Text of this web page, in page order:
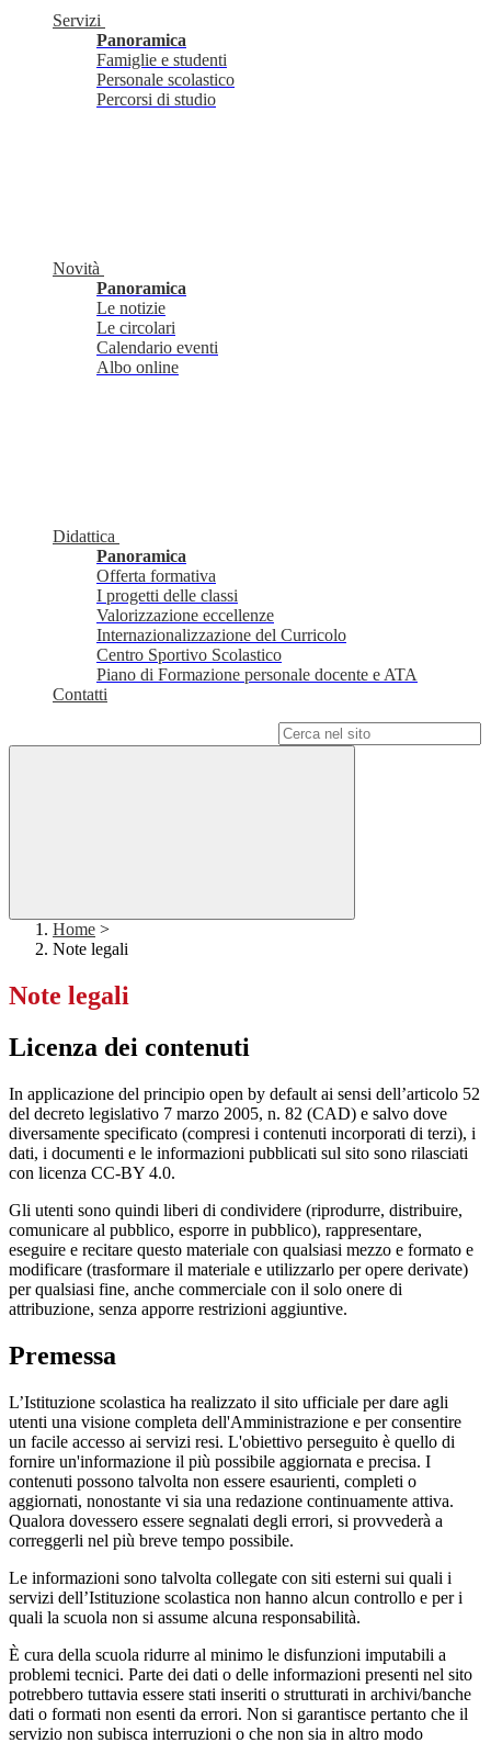
Servizi
Panoramica
Famiglie e studenti
Personale scolastico
Percorsi di studio
Novità
Panoramica
Le notizie
Le circolari
Calendario eventi
Albo online
Didattica
Panoramica
Offerta formativa
I progetti delle classi
Valorizzazione eccellenze
Internazionalizzazione del Curricolo
Centro Sportivo Scolastico
Piano di Formazione personale docente e ATA
Contatti
Home >
Note legali
Note legali
Licenza dei contenuti
In applicazione del principio open by default ai sensi dell’articolo 52
del decreto legislativo 7 marzo 2005, n. 82 (CAD) e salvo dove
diversamente specificato (compresi i contenuti incorporati di terzi), i
dati, i documenti e le informazioni pubblicati sul sito sono rilasciati
con licenza CC-BY 4.0.
Gli utenti sono quindi liberi di condividere (riprodurre, distribuire,
comunicare al pubblico, esporre in pubblico), rappresentare,
eseguire e recitare questo materiale con qualsiasi mezzo e formato e
modificare (trasformare il materiale e utilizzarlo per opere derivate)
per qualsiasi fine, anche commerciale con il solo onere di
attribuzione, senza apporre restrizioni aggiuntive.
Premessa
L’Istituzione scolastica ha realizzato il sito ufficiale per dare agli
utenti una visione completa dell'Amministrazione e per consentire
un facile accesso ai servizi resi. L'obiettivo perseguito è quello di
fornire un'informazione il più possibile aggiornata e precisa. I
contenuti possono talvolta non essere esaurienti, completi o
aggiornati, nonostante vi sia una redazione continuamente attiva.
Qualora dovessero essere segnalati degli errori, si provvederà a
correggerli nel più breve tempo possibile.
Le informazioni sono talvolta collegate con siti esterni sui quali i
servizi dell’Istituzione scolastica non hanno alcun controllo e per i
quali la scuola non si assume alcuna responsabilità.
È cura della scuola ridurre al minimo le disfunzioni imputabili a
problemi tecnici. Parte dei dati o delle informazioni presenti nel sito
potrebbero tuttavia essere stati inseriti o strutturati in archivi/banche
dati o formati non esenti da errori. Non si garantisce pertanto che il
servizio non subisca interruzioni o che non sia in altro modo